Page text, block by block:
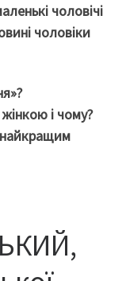
чоловічі
чоловіки
і чому?